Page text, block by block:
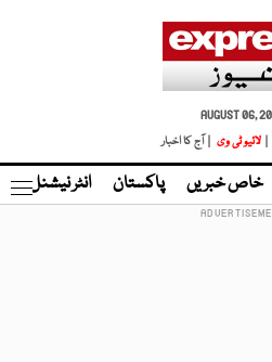
AUGUST 06,
لائیو ٹی وی | آج کا اخبار
خاص خبریں پاکستان انٹر نیشنل